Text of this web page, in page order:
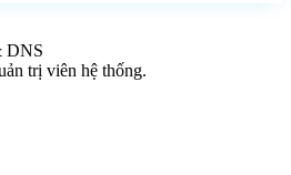
DNS
trị viên hệ thống.